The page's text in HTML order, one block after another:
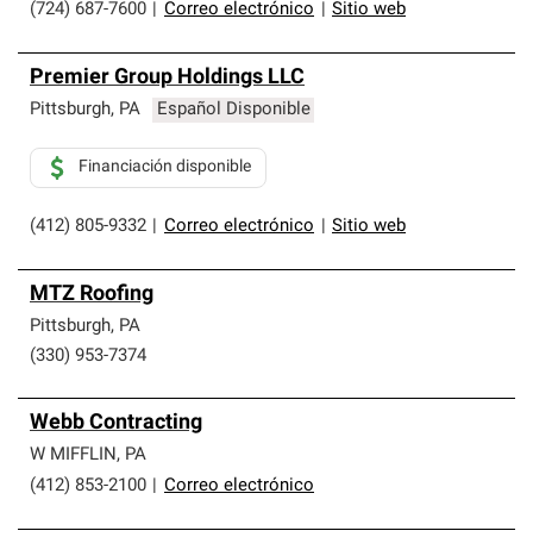
(724) 687-7600
Correo electrónico Sitio web
Premier Group Holdings LLC
Pittsburgh, PA Español Disponible
(412) 805-9332 Correo electrónico Sitio web
Financiación disponible
MTZ Roofing
Pittsburgh, PA
(330) 953-7374
Webb Contracting
W MIFFLIN, PA
(412) 853-2100
Correo electrónico